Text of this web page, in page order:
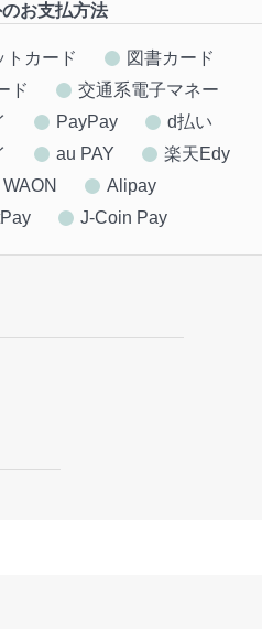
お支払方法
トカード
図書カード
ド
交通系電子マネー
PayPay
d払い
au PAY
楽天Edy
WAON
Alipay
J-Coin Pay